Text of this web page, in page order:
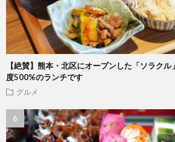
【絶賛】熊本・北区にオープンした「ソラク
度500%のランチです
グルメ